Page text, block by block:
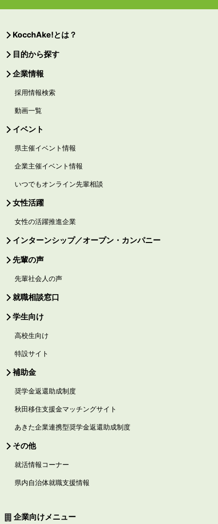
KocchAke!とは？
目的から探す
企業情報
採用情報検索
動画一覧
イベント
県主催イベント情報
企業主催イベント情報
いつでもオンライン先輩相談
女性活躍
女性の活躍推進企業
インターンシップ／オープン・カンパニー
先輩の声
先輩社会人の声
就職相談窓口
学生向け
高校生向け
特設サイト
補助金
奨学金返還助成制度
秋田移住支援金マッチングサイト
あきた企業連携型奨学金返還助成制度
その他
就活情報コーナー
県内自治体就職支援情報
企業向けメニュー